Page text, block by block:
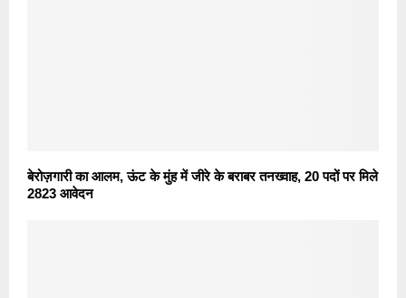
बेरोज़गारी का आलम, ऊंट के मुंह में जीरे के बराबर तनख्वाह, 20 पदों पर मिले
2823 आवेदन